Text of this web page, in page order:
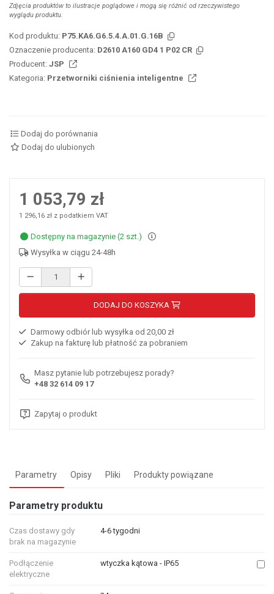
Zdjęcia produktów to ilustracje poglądowe i mogą się różnić od rzeczywistego
wyglądu produktu.
Kod produktu: P75.KA6.G6.5.4.A.01.G.16B
Oznaczenie producenta: D2610 A160 GD4 1 P02 CR
Producent: JSP
Kategoria: Przetworniki ciśnienia inteligentne
Dodaj do porównania
Dodaj do ulubionych
1 053,79 zł
1 296,16 zł z podatkiem VAT
Dostępny na magazynie (2 szt.)
Wysyłka w ciągu 24-48h
DODAJ DO KOSZYKA
Darmowy odbiór lub wysyłka od 20,00 zł
Zakup na fakturę lub płatność za pobraniem
Masz pytanie lub potrzebujesz porady?
+48 32 614 09 17
Zapytaj o produkt
Parametry Opisy Pliki Produkty powiązane
Parametry produktu
Czas dostawy gdy
brak na magazynie
4-6 tygodni
Podłączenie
elektryczne
wtyczka kątowa - IP65